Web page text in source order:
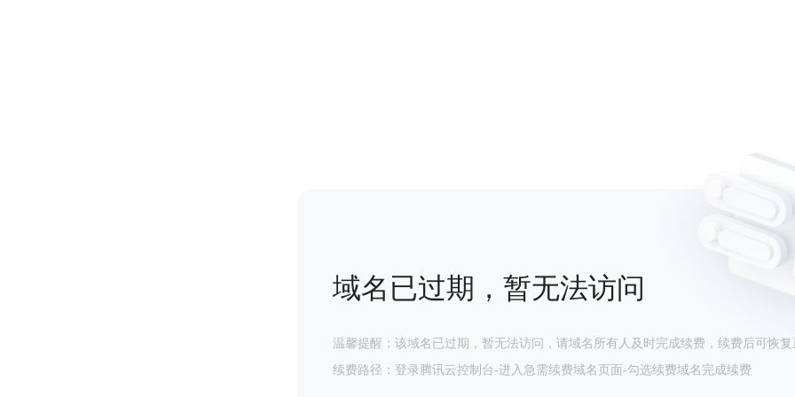
域名已过期，暂无法访问
温馨提醒：该域名已过期，暂无法访问，请域名所有人及时完成续费，续费后可恢复
续费路径：登录腾讯云控制台-进入急需续费域名页面-勾选续费域名完成续费